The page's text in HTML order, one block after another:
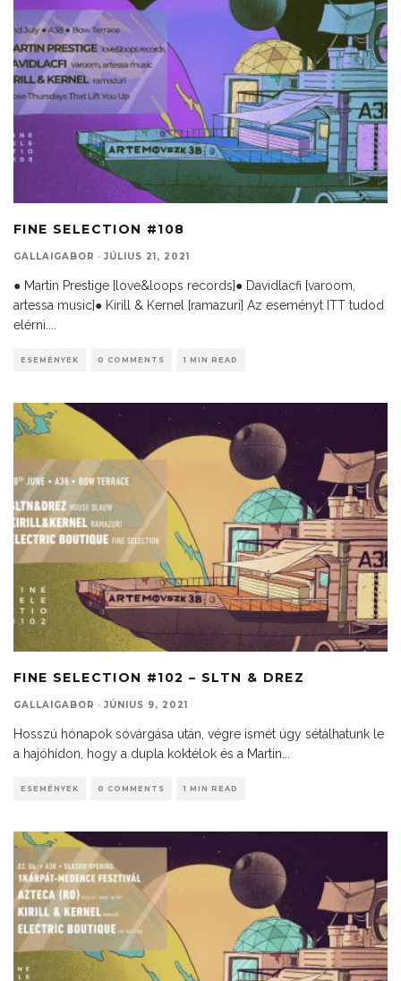
FINE SELECTION #108
GALLAIGABOR · JÚLIUS 21, 2021
● Martin Prestige [love&loops records]● Davidlacfi [varoom,
artessa music]● Kirill & Kernel [ramazuri] Az eseményt ITT tudod
elérni.
ESEMÉNYEK 0 COMMENTS 1 MIN READ
FINE SELECTION #102 – SLTN & DREZ
GALLAIGABOR · JÚNIUS 9, 2021
Hosszú hónapok sóvárgása után, végre ismét úgy sétálhatunk le
a hajóhídon, hogy a dupla koktélok és a Martin...
ESEMÉNYEK 0 COMMENTS 1 MIN READ